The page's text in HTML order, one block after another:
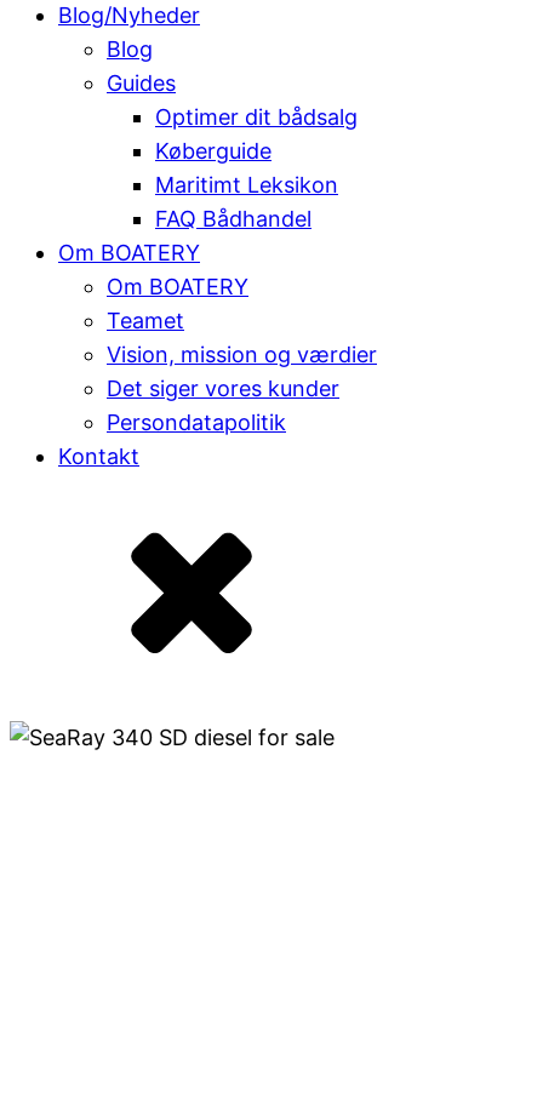
Blog/Nyheder
Blog
Guides
Optimer dit bådsalg
Køberguide
Maritimt Leksikon
FAQ Bådhandel
Om BOATERY
Om BOATERY
Teamet
Vision, mission og værdier
Det siger vores kunder
Persondatapolitik
Kontakt